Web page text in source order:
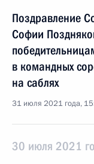
Поздравление
Софии
в командных
на саблях
31 июля 2021 года,
30 июля 2021